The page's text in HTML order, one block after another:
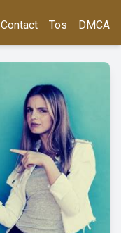
Contact Tos DMCA